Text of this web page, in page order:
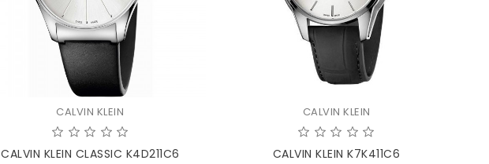
CALVIN KLEIN
CALVIN KLEIN CLASSIC K4D211C6
CALVIN KLEIN
CALVIN KLEIN K7K411C6